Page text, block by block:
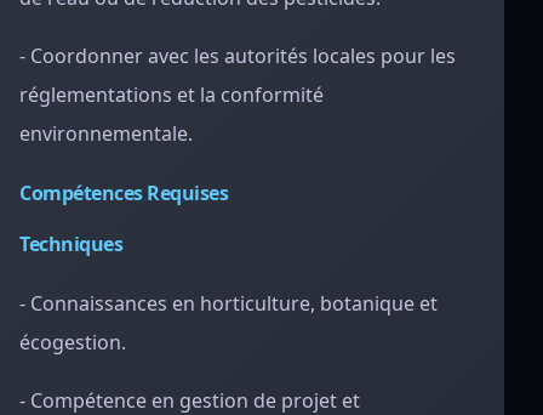
- Coordonner avec les autorités locales pour les
réglementations et la conformité
environnementale.
Compétences Requises
Techniques
- Connaissances en horticulture, botanique et
écogestion.
- Compétence en gestion de projet et